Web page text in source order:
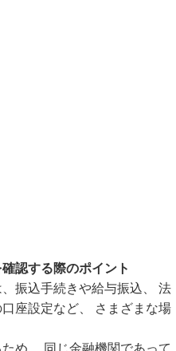
認する際のポイント
振込手続きや給与振込、 法
座設定など、 さまざまな場
め、 同じ金融機関であって